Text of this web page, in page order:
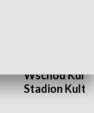
Wschód
Stadion